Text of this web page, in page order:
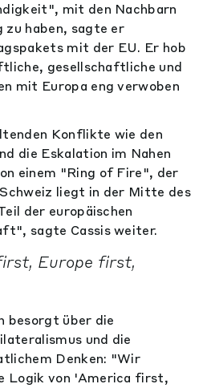
mit den Nachbarn
zu haben, sagte er
mit der EU. Er hob
gesellschaftliche und
mit Europa eng verwoben
Konflikte wie den
die Eskalation im Nahen
einem "Ring of Fire", der
liegt in der Mitte des
der europäischen
sagte Cassis weiter.
Europe first,
besorgt über die
und die
Denken: "Wir
Logik von 'America first,